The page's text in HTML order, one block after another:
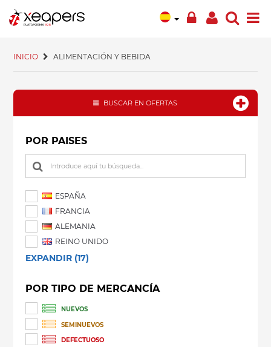
INICIO ALIMENTACIÓN Y BEBIDA
BUSCAR EN OFERTAS
POR PAISES
ESPAÑA
FRANCIA
ALEMANIA
REINO UNIDO
EXPANDIR (17)
POR TIPO DE MERCANCÍA
NUEVOS
SEMINUEVOS
DEFECTUOSO